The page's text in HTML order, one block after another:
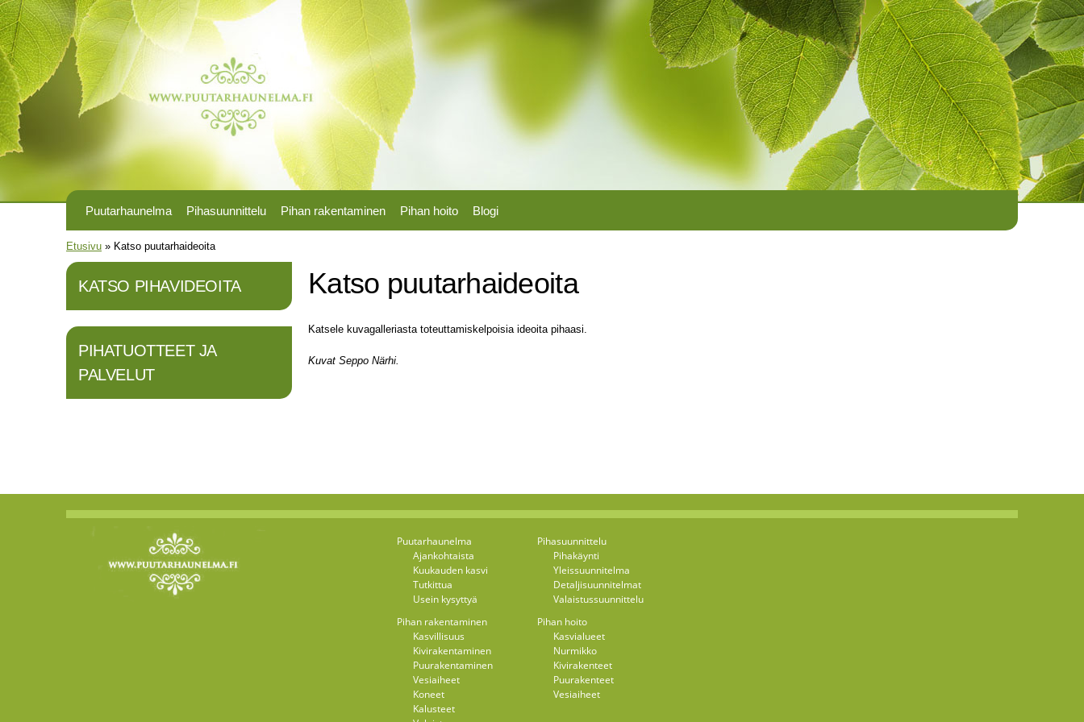
Puutarhaunelma Pihasuunnittelu Pihan rakentaminen Pihan hoito Blogi
Olet täällä
Etusivu » Katso puutarhaideoita
KATSO PIHAVIDEOITA
PIHATUOTTEET JA
PALVELUT
Katso puutarhaideoita
Katsele kuvagalleriasta toteuttamiskelpoisia ideoita pihaasi.
Kuvat Seppo Närhi.
Puutarhaunelma
Ajankohtaista
Kuukauden kasvi
Tutkittua
Usein kysyttyä
Pihasuunnittelu
Pihakäynti
Yleissuunnitelma
Detaljisuunnitelmat
Valaistussuunnittelu
Pihan rakentaminen
Kasvillisuus
Kivirakentaminen
Puurakentaminen
Vesiaiheet
Koneet
Kalusteet
Pihan hoito
Kasvialueet
Nurmikko
Kivirakenteet
Puurakenteet
Vesiaiheet